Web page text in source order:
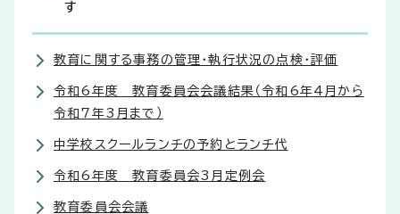
す
教育に関する事務の管理・執行状況の点検・評価
令和6年度 教育委員会会議結果（令和6年4月から
令和7年3月まで）
中学校スクールランチの予約とランチ代
令和6年度 教育委員会3月定例会
教育委員会会議